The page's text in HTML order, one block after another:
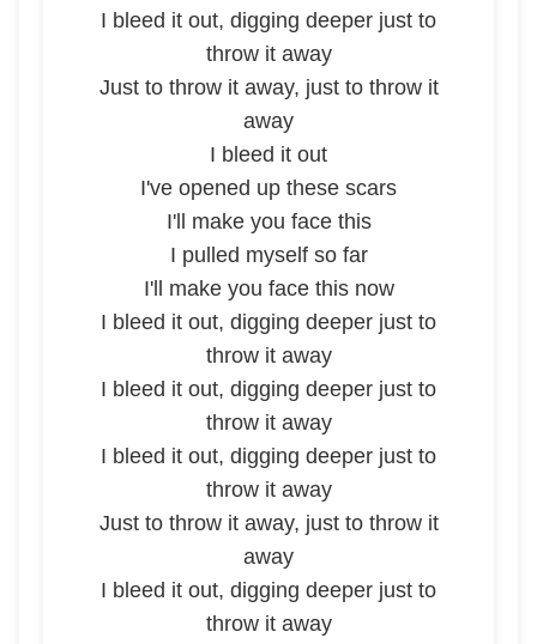
I bleed it out, digging deeper just to
throw it away
Just to throw it away, just to throw it
away
I bleed it out
I've opened up these scars
I'll make you face this
I pulled myself so far
I'll make you face this now
I bleed it out, digging deeper just to
throw it away
I bleed it out, digging deeper just to
throw it away
I bleed it out, digging deeper just to
throw it away
Just to throw it away, just to throw it
away
I bleed it out, digging deeper just to
throw it away